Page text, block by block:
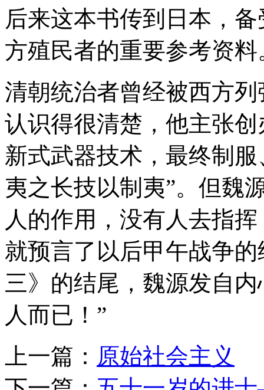
后来这本书传到日本，
方殖民者的重要参考资料
清朝统治者曾经被西方
认识得很清楚，他主张
新式武器技术，最终制
夷之长技以制夷”。但魏
人的作用，没有人去指
就预言了以后甲午战争
三》的结尾，魏源发自
人而已！”
上一篇： 原始社会主义